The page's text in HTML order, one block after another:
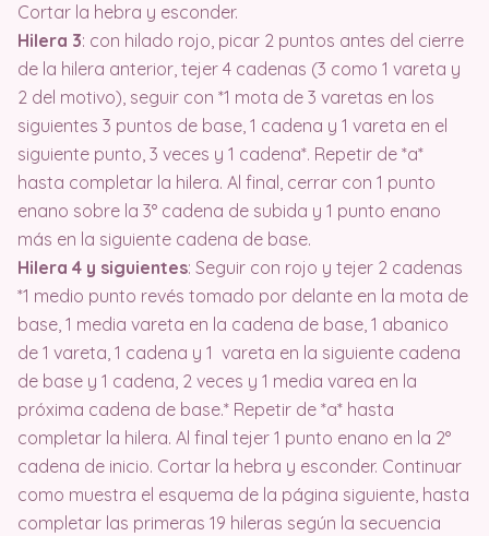
Cortar la hebra y esconder.
Hilera 3: con hilado rojo, picar 2 puntos antes del cierre
de la hilera anterior, tejer 4 cadenas (3 como 1 vareta y
2 del motivo), seguir con *1 mota de 3 varetas en los
siguientes 3 puntos de base, 1 cadena y 1 vareta en el
siguiente punto, 3 veces y 1 cadena*. Repetir de *a*
hasta completar la hilera. Al final, cerrar con 1 punto
enano sobre la 3° cadena de subida y 1 punto enano
más en la siguiente cadena de base.
Hilera 4 y siguientes: Seguir con rojo y tejer 2 cadenas
*1 medio punto revés tomado por delante en la mota de
base, 1 media vareta en la cadena de base, 1 abanico
de 1 vareta, 1 cadena y 1 vareta en la siguiente cadena
de base y 1 cadena, 2 veces y 1 media varea en la
próxima cadena de base.* Repetir de *a* hasta
completar la hilera. Al final tejer 1 punto enano en la 2°
cadena de inicio. Cortar la hebra y esconder. Continuar
como muestra el esquema de la página siguiente, hasta
completar las primeras 19 hileras según la secuencia